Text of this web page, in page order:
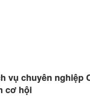
vụ chuyên nghiệp
cơ hội